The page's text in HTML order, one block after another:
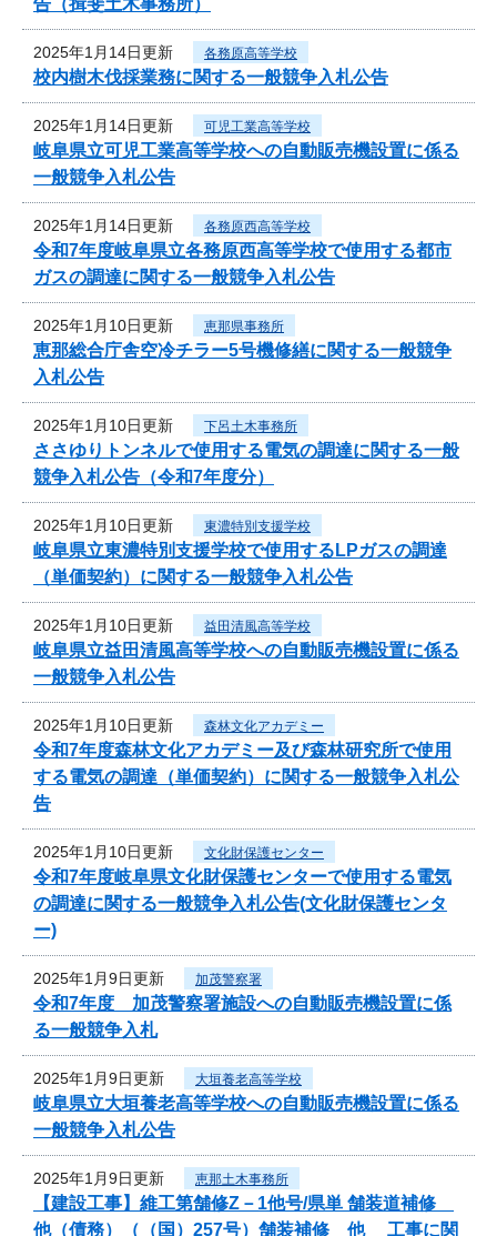
2025年1月14日更新 各務原高等学校
校内樹木伐採業務に関する一般競争入札公告
2025年1月14日更新 可児工業高等学校
岐阜県立可児工業高等学校への自動販売機設置に係る
一般競争入札公告
2025年1月14日更新 各務原西高等学校
令和7年度岐阜県立各務原西高等学校で使用する都市
ガスの調達に関する一般競争入札公告
2025年1月10日更新 恵那県事務所
恵那総合庁舎空冷チラー5号機修繕に関する一般競争
入札公告
2025年1月10日更新 下呂土木事務所
ささゆりトンネルで使用する電気の調達に関する一般
競争入札公告（令和7年度分）
2025年1月10日更新 東濃特別支援学校
岐阜県立東濃特別支援学校で使用するLPガスの調達
（単価契約）に関する一般競争入札公告
2025年1月10日更新 益田清風高等学校
岐阜県立益田清風高等学校への自動販売機設置に係る
一般競争入札公告
2025年1月10日更新 森林文化アカデミー
令和7年度森林文化アカデミー及び森林研究所で使用
する電気の調達（単価契約）に関する一般競争入札公
告
2025年1月10日更新 文化財保護センター
令和7年度岐阜県文化財保護センターで使用する電気
の調達に関する一般競争入札公告(文化財保護センタ
ー)
2025年1月9日更新 加茂警察署
令和7年度 加茂警察署施設への自動販売機設置に係
る一般競争入札
2025年1月9日更新 大垣養老高等学校
岐阜県立大垣養老高等学校への自動販売機設置に係る
一般競争入札公告
2025年1月9日更新 恵那土木事務所
【建設工事】維工第舗修Z－1他号/県単 舗装道補修
他（債務）（（国）257号）舗装補修 他 工事に関